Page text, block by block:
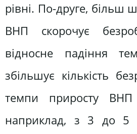
рівні. По-друге, більш
ВНП скорочує
відносне падіння
збільшує кількість
темпи приросту ВНП
наприклад, з 3 до 5